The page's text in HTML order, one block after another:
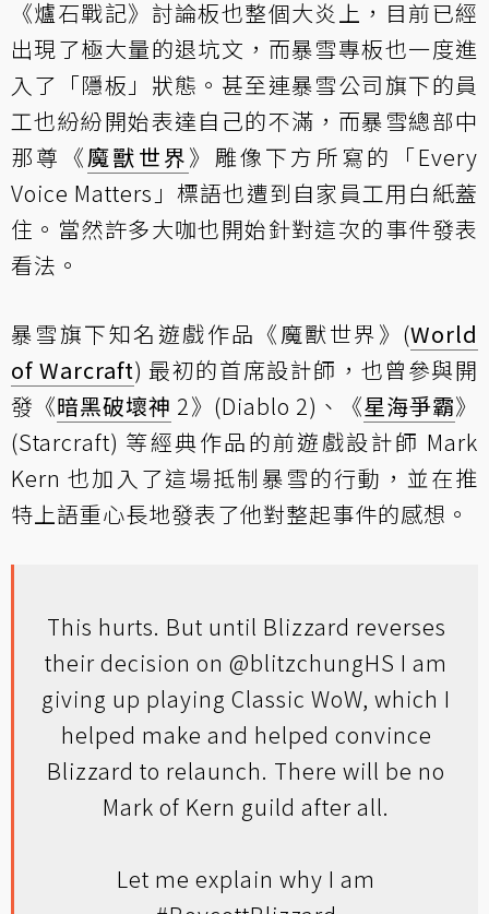
《爐石戰記》討論板也整個大炎上，目前已經
出現了極大量的退坑文，而暴雪專板也一度進
入了「隱板」狀態。甚至連暴雪公司旗下的員
工也紛紛開始表達自己的不滿，而暴雪總部中
那尊《魔獸世界》雕像下方所寫的「Every
Voice Matters」標語也遭到自家員工用白紙蓋
住。當然許多大咖也開始針對這次的事件發表
看法。
暴雪旗下知名遊戲作品《魔獸世界》(World
of Warcraft) 最初的首席設計師，也曾參與開
發《暗黑破壞神 2》(Diablo 2)、《星海爭霸》
(Starcraft) 等經典作品的前遊戲設計師 Mark
Kern 也加入了這場抵制暴雪的行動，並在推
特上語重心長地發表了他對整起事件的感想。
This hurts. But until Blizzard reverses
their decision on @blitzchungHS I am
giving up playing Classic WoW, which I
helped make and helped convince
Blizzard to relaunch. There will be no
Mark of Kern guild after all.
Let me explain why I am